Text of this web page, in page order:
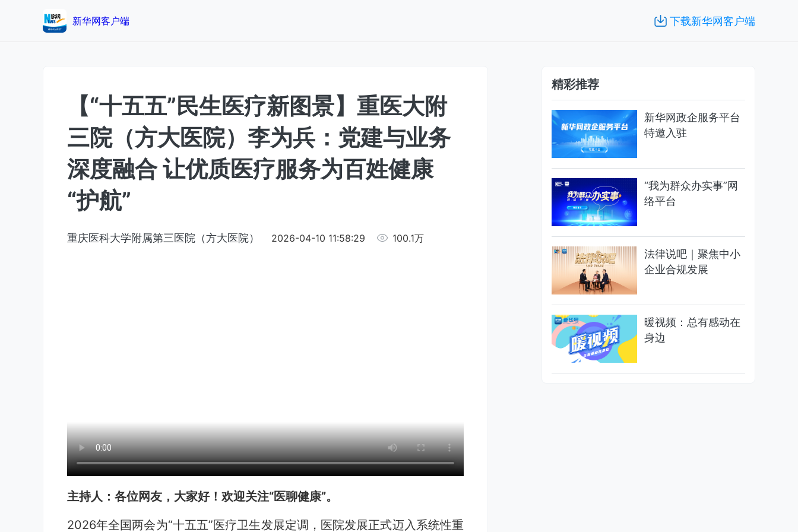
新华网客户端 下载新华网客户端
【“十五五”民生医疗新图景】重医大附
三院（方大医院）李为兵：党建与业务
深度融合 让优质医疗服务为百姓健康
“护航”
重庆医科大学附属第三医院（方大医院） 2026-04-10 11:58:29 100.1万
主持人：各位网友，大家好！欢迎关注“医聊健康”。
2026年全国两会为“十五五”医疗卫生发展定调，医院发展正式迈入系统性重
精彩推荐
新华网政企服务平台
特邀入驻
“我为群众办实事”网
络平台
法律说吧｜聚焦中小
企业合规发展
暖视频：总有感动在
身边